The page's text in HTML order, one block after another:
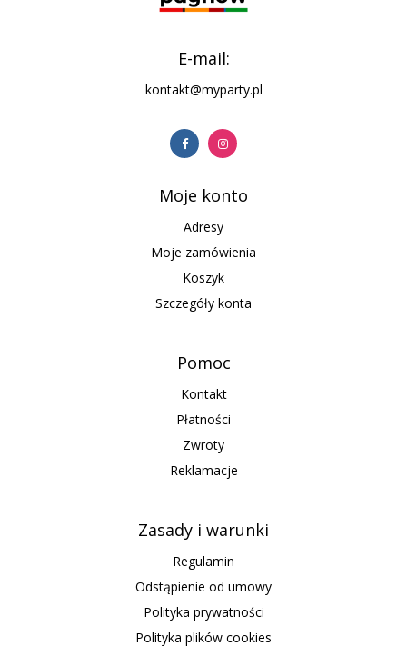
E-mail:
kontakt@myparty.pl
Moje konto
Adresy
Moje zamówienia
Koszyk
Szczegóły konta
Pomoc
Kontakt
Płatności
Zwroty
Reklamacje
Zasady i warunki
Regulamin
Odstąpienie od umowy
Polityka prywatności
Polityka plików cookies